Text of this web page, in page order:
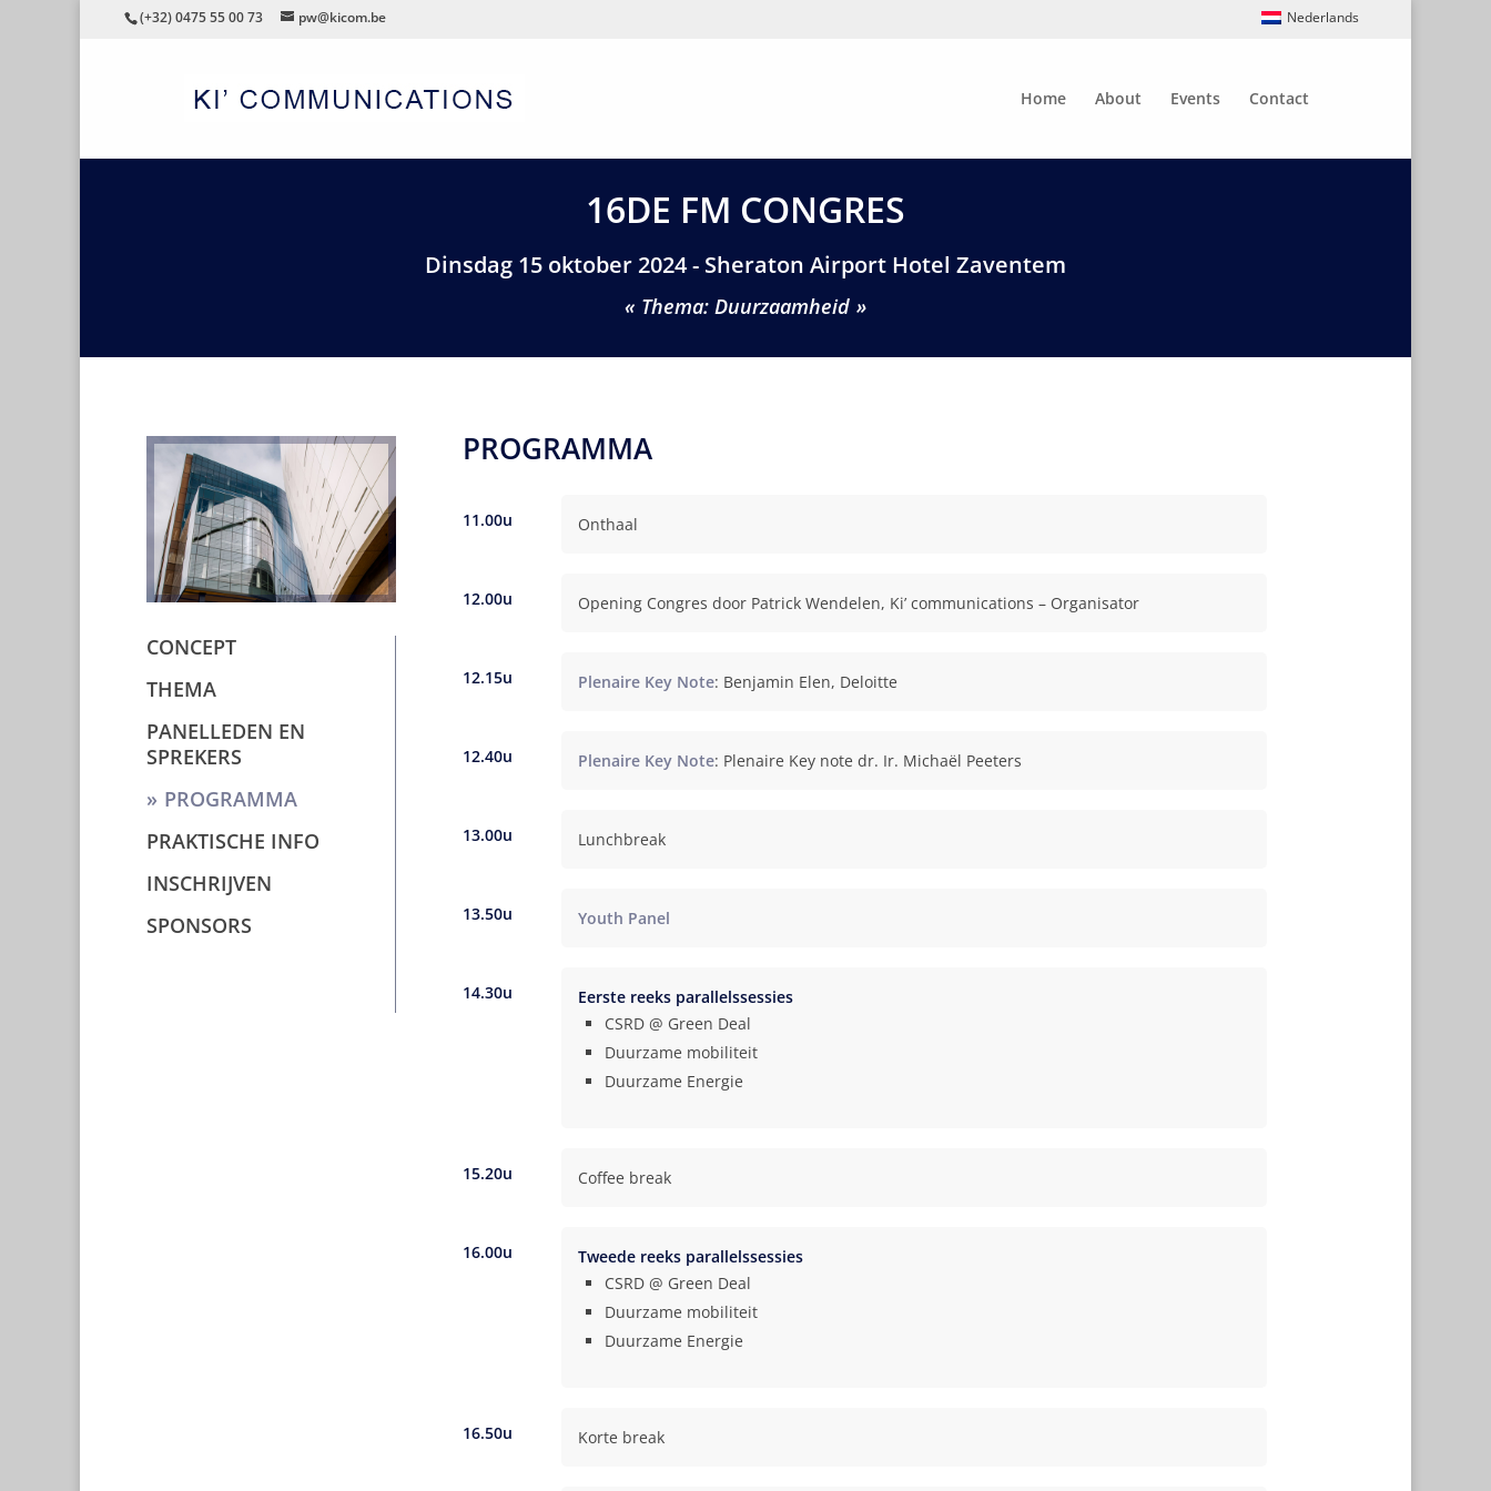
(+32) 0475 55 00 73 pw@kicom.be Nederlands
Home About Events Contact
16DE FM CONGRES
Dinsdag 15 oktober 2024 - Sheraton Airport Hotel Zaventem
Thema: Duurzaamheid
CONCEPT
THEMA
PANELLEDEN EN
SPREKERS
PROGRAMMA
PRAKTISCHE INFO
INSCHRIJVEN
SPONSORS
PROGRAMMA
11.00u Onthaal
12.00u Opening Congres door Patrick Wendelen, Ki’ communications – Organisator
12.15u Plenaire Key Note: Benjamin Elen, Deloitte
12.40u Plenaire Key Note: Plenaire Key note dr. Ir. Michaël Peeters
13.00u Lunchbreak
13.50u Youth Panel
14.30u
Eerste reeks parallelssessies
CSRD @ Green Deal
Duurzame mobiliteit
Duurzame Energie
15.20u Coffee break
16.00u
Tweede reeks parallelssessies
CSRD @ Green Deal
Duurzame mobiliteit
Duurzame Energie
16.50u Korte break